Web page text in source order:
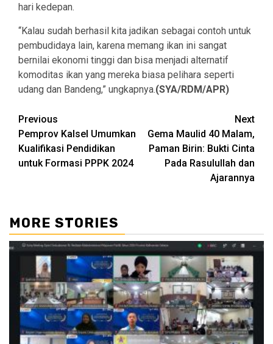
hari kedepan.
“Kalau sudah berhasil kita jadikan sebagai contoh untuk
pembudidaya lain, karena memang ikan ini sangat
bernilai ekonomi tinggi dan bisa menjadi alternatif
komoditas ikan yang mereka biasa pelihara seperti
udang dan Bandeng,” ungkapnya.(SYA/RDM/APR)
Continue
Reading
Previous
Pemprov Kalsel Umumkan
Kualifikasi Pendidikan
untuk Formasi PPPK 2024
Next
Gema Maulid 40 Malam,
Paman Birin: Bukti Cinta
Pada Rasulullah dan
Ajarannya
MORE STORIES